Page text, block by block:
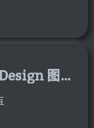
针对 HTML 内容使用 Ant Design 图片弹框